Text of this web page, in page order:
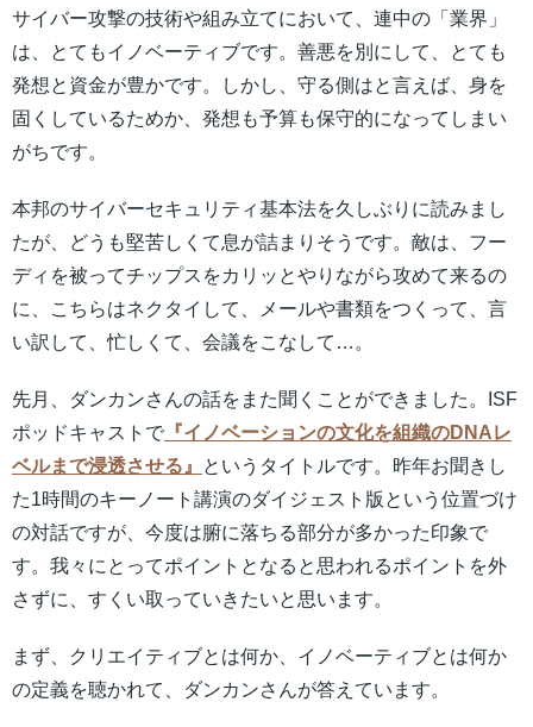
サイバー攻撃の技術や組み立てにおいて、連中の「業界」
は、とてもイノベーティブです。善悪を別にして、とても
発想と資金が豊かです。しかし、守る側はと言えば、身を
固くしているためか、発想も予算も保守的になってしまい
がちです。
本邦のサイバーセキュリティ基本法を久しぶりに読みまし
たが、どうも堅苦しくて息が詰まりそうです。敵は、フー
ディを被ってチップスをカリッとやりながら攻めて来るの
に、こちらはネクタイして、メールや書類をつくって、言
い訳して、忙しくて、会議をこなして…。
先月、ダンカンさんの話をまた聞くことができました。ISF
ポッドキャストで 『イノベーションの文化を組織のDNAレ
ベルまで浸透させる』
というタイトルです。昨年お聞きし
た1時間のキーノート講演のダイジェスト版という位置づけ
の対話ですが、今度は腑に落ちる部分が多かった印象で
す。我々にとってポイントとなると思われるポイントを外
さずに、すくい取っていきたいと思います。
まず、クリエイティブとは何か、イノベーティブとは何か
の定義を聴かれて、ダンカンさんが答えています。